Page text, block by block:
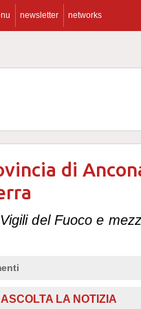
newsletter networks
di
del Fuoco e
ASCOLTA LA NOTIZIA